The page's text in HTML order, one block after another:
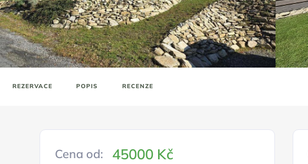
REZERVACE POPIS RECENZE
Cena od: 45000 Kč